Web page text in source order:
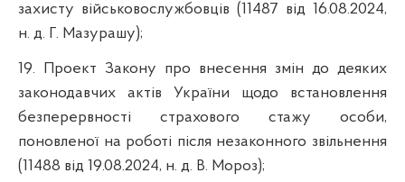
захисту військовослужбовців (11487 від 16.08.2024,
н. д. Г. Мазурашу);
19. Проект Закону про внесення змін до деяких
законодавчих актів України щодо встановлення
безперервності страхового стажу особи,
поновленої на роботі після незаконного звільнення
(11488 від 19.08.2024, н. д. В. Мороз);